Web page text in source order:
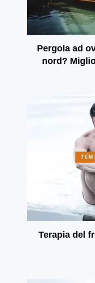
Pergola ad
nord?
Terapia del